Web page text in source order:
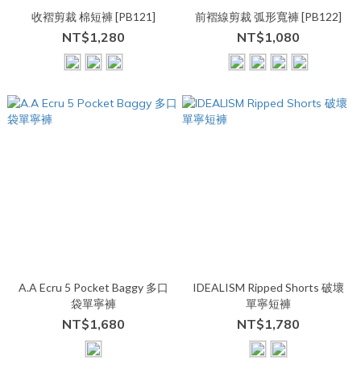
收褶剪裁 棉短褲 [PB121]
NT$1,280
前褶線剪裁 弧形寬褲 [PB122]
NT$1,080
A.A Ecru 5 Pocket Baggy 多口
袋單寧褲
NT$1,680
IDEALISM Ripped Shorts 破壞
單寧短褲
NT$1,780